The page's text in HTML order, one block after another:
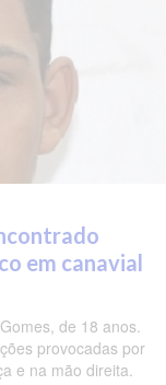
em canavial
de 18 anos.
provocadas por
e na mão direita.